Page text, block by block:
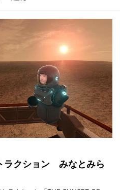
ラクション みなとみら